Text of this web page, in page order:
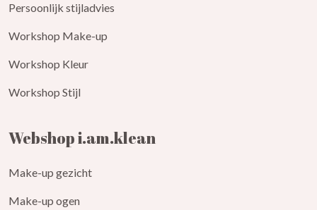
Persoonlijk stijladvies
Workshop Make-up
Workshop Kleur
Workshop Stijl
Webshop i.am.klean
Make-up gezicht
Make-up ogen